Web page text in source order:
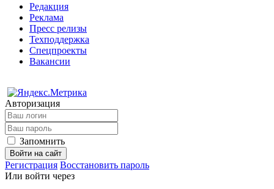
Редакция
Реклама
Пресс релизы
Техподдержка
Спецпроекты
Вакансии
Авторизация
Запомнить
Войти на сайт
Регистрация Восстановить пароль
Или войти через